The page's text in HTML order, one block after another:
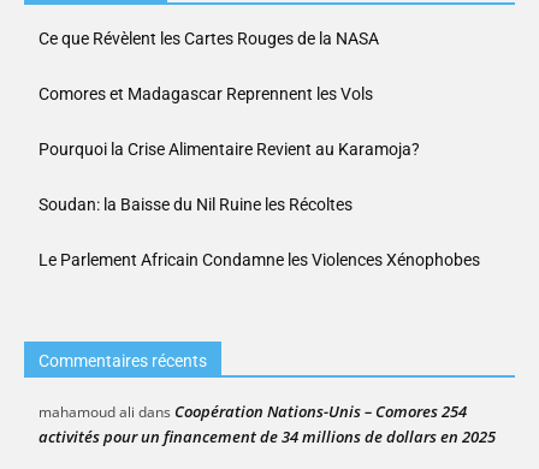
Ce que Révèlent les Cartes Rouges de la NASA
Comores et Madagascar Reprennent les Vols
Pourquoi la Crise Alimentaire Revient au Karamoja?
Soudan: la Baisse du Nil Ruine les Récoltes
Le Parlement Africain Condamne les Violences Xénophobes
Commentaires récents
mahamoud ali dans Coopération Nations-Unis – Comores 254
activités pour un financement de 34 millions de dollars en 2025